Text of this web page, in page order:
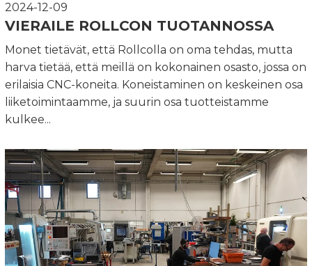
2024-12-09
VIERAILE ROLLCON TUOTANNOSSA
Monet tietävät, että Rollcolla on oma tehdas, mutta
harva tietää, että meillä on kokonainen osasto, jossa on
erilaisia CNC-koneita. Koneistaminen on keskeinen osa
liiketoimintaamme, ja suurin osa tuotteistamme
kulkee...